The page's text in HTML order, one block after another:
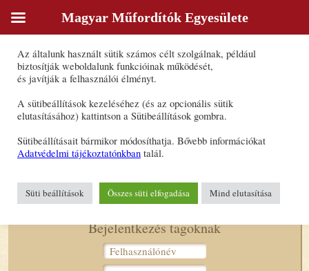
Detre Zsuzsanna
Célnyelv(ek): magyar
Fordításon kívüli egyéb tevékenység:
- szerkesztés
E-mail-cím:zsuzsa.detre2@gmail.com
Bejelentkezés tagoknak
Sütik
Az általunk használt sütik számos célt szolgálnak, például
biztosítják weboldalunk funkcióinak működését,
és javítják a felhasználói élményt.
A sütibeállítások kezeléséhez (és az opcionális sütik
elutasításához) kattintson a Sütibeállítások gombra.
Sütibeállításait bármikor módosíthatja. Bővebb információkat
Adatvédelmi tájékoztatónkban talál.
Süti beállítások Összes süti elfogadása Mind elutasítása
Magyar Műfordítók Egyesülete